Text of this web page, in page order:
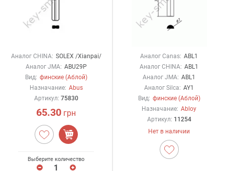
Аналог CHINA: SOLEX /Xianpai/
Аналог JMA: ABU29P
Вид: финские (Аблой)
Назначание: Abus
Артикул: 75830
65.30 грн
Выберите количество
Аналог Canas: ABL1
Аналог CHINA: ABL1
Аналог JMA: ABL1
Аналог Silca: AY1
Вид: финские (Аблой)
Назначание: Abloy
Артикул: 11254
Нет в наличии